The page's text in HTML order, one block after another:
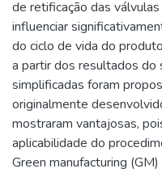
de retificação das
influenciar
do ciclo de vida do
a partir dos resultados
simplificadas foram
originalmente
mostraram vantajosas,
aplicabilidade do
Green manufacturing